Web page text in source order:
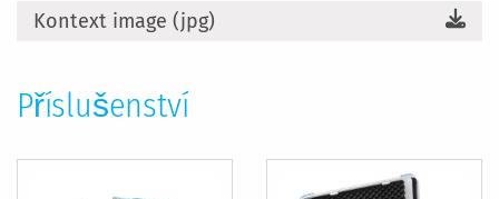
Kontext image (jpg)
Příslušenství